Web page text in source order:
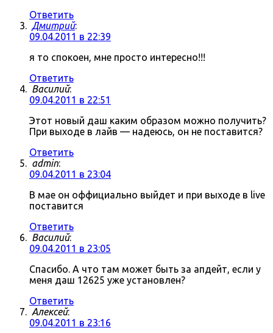
Ответить
Дмитрий:
09.04.2011 в 22:39
я то спокоен, мне просто интересно!!!
Ответить
Василий:
09.04.2011 в 22:51
Этот новый даш каким образом можно получить?
При выходе в лайв — надеюсь, он не поставится?
Ответить
admin:
09.04.2011 в 23:04
В мае он оффициально выйдет и при выходе в live
поставится
Ответить
Василий:
09.04.2011 в 23:05
Спасибо. А что там может быть за апдейт, если у
меня даш 12625 уже установлен?
Ответить
Алексей:
09.04.2011 в 23:16